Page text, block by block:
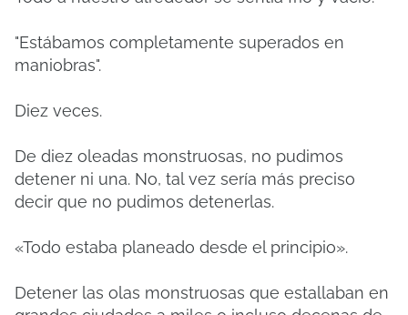
"Estábamos completamente superados en
maniobras".
Diez veces.
De diez oleadas monstruosas, no pudimos
detener ni una. No, tal vez sería más preciso
decir que no pudimos detenerlas.
«Todo estaba planeado desde el principio».
Detener las olas monstruosas que estallaban en